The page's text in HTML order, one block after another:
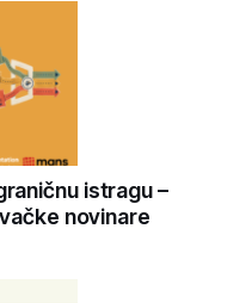
istragu –
novinare